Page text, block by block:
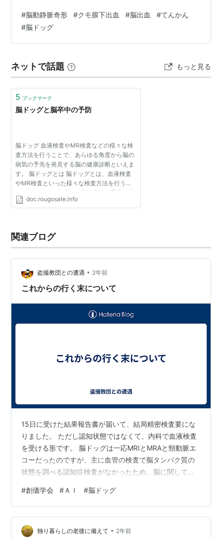
塊で直接つながってしまっている状態です。 ＜脳動静脈
奇形があると＞ 脳動静脈奇形の血管は正常血管に比べて
壁が弱く破綻しやすいため、脳出血、クモ膜下出血を生
は、脳との間で酸素や栄養、老廃物や二酸化炭素の交換
ができないため、脳が正常に働けなくな…
#脳動静脈奇形 #クモ膜下出血 #脳出血 #てんかん
#脳ドッグ
ネットで話題 もっと見る
5 ブックマーク
脳ドッグと脳卒中の予防
脳ドッグ 血液検査やMR検査などの様々な検
査方法を行うことで、あらゆる角度から脳の
病気の予兆を発見する脳の健康診断といえま
す。 脳ドッグとは 脳ドッグとは、血液検査
やMR検査といった様々な検査方法を行うこ
とで、あらゆる角度から脳の病気の予兆を発
見する脳の健康診断といえます。 脳ドッグの
doc.rougosate.info
関連ブログ
盗撮教団との遭遇 • 2年前
これからの行く末について
15日に受けた結果報告書が届いて、結局精密検査要にな
りました。 ただし認知状態ではなくて、内科で血液検査
を受ける形です。 脳ドッグは一応MRIとMRAと頸動脈エ
コーだったのですが、主に血管の検査で脳タンパク質の
状態を調べる認知症検査がなかったため、脳に関しては
るので、その時に何か別の病気が見つかる可能性もある
と思っています。 左胸に関しては去年の2月からストー
カーグループに遠隔で乳房全体に24時間ずっとマイクロ
波を当てられているので、シコリが出来ています。乳癌
#創価学会 #ＡＩ #脳ドッグ
独り暮らしの老後に備えて • 2年前